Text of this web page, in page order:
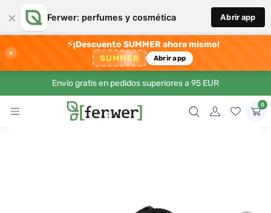
× Ferwer: perfumes y cosmética Abrir app
×
⚡¡Descuento SUMMER ahora mismo!
SUMMER Abrir app
Envío gratis en pedidos superiores a 95 EUR
0